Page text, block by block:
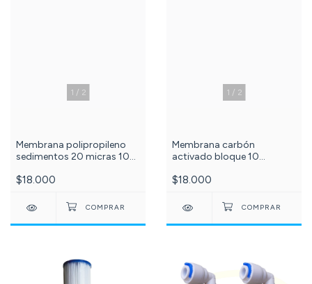
1 / 2
Membrana polipropileno
sedimentos 20 micras 10
$18.000
1 / 2
Membrana carbón
activado bloque 10
$18.000